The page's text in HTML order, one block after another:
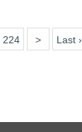
224 > Last ›